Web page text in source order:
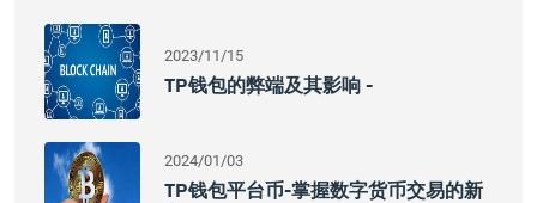
2023/11/15
TP钱包的弊端及其影响 -
2024/01/03
TP钱包平台币-掌握数字货币交易的新